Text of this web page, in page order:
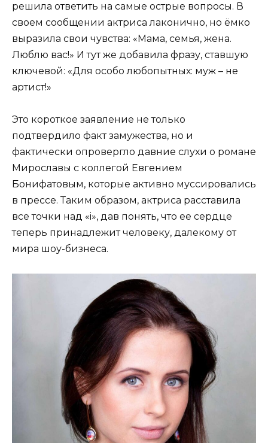
решила ответить на самые острые вопросы. В
своем сообщении актриса лаконично, но ёмко
выразила свои чувства: «Мама, семья, жена.
Люблю вас!» И тут же добавила фразу, ставшую
ключевой: «Для особо любопытных: муж – не
артист!»
Это короткое заявление не только
подтвердило факт замужества, но и
фактически опровергло давние слухи о романе
Мирославы с коллегой Евгением
Бонифатовым, которые активно муссировались
в прессе. Таким образом, актриса расставила
все точки над «i», дав понять, что ее сердце
теперь принадлежит человеку, далекому от
мира шоу-бизнеса.